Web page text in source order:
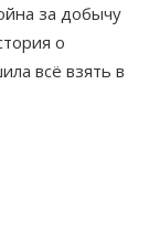
за добычу
о
всё взять в